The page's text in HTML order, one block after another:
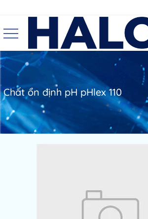
Chất ổn định pH pHlex 110